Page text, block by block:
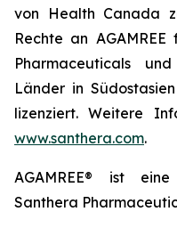
von Health Canada
Rechte an
Pharmaceuticals
Länder in
lizenziert. Weitere
www.santhera.com.
AGAMREE® ist
Santhera